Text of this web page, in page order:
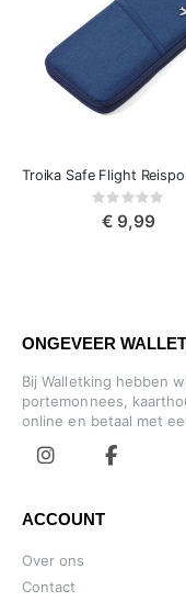
Rating:
€ 9,99
ONGEVEER
Bij Walletking hebben
portemonnees,
online en betaal met
ACCOUNT
Over ons
Contact